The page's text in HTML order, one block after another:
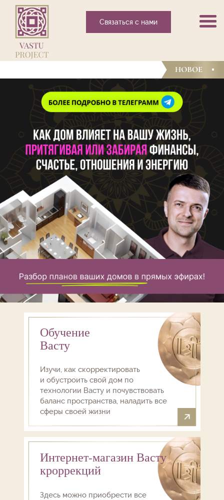
Связаться с нами
Изучи, как скорректировать
и обустроить свой дом по
технологии Васту и почувствовать
баланс пространства, наладить все
сферы своей жизни
Интернет-магазин Васту
кроррекций
Здесь можно приобрести все
Обучение
Васту